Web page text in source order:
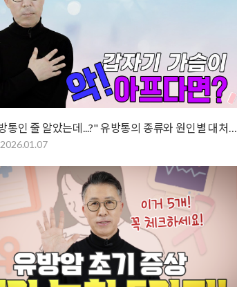
2026.01.07